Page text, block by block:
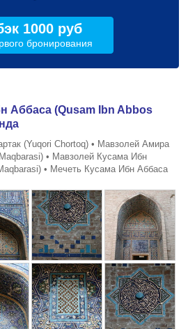
1000 руб
бронирования
Аббаса (Qusam Ibn Abbos
(Yuqori Chortoq) • Мавзолей Амира
• Мавзолей Кусама Ибн
• Мечеть Кусама Ибн Аббаса